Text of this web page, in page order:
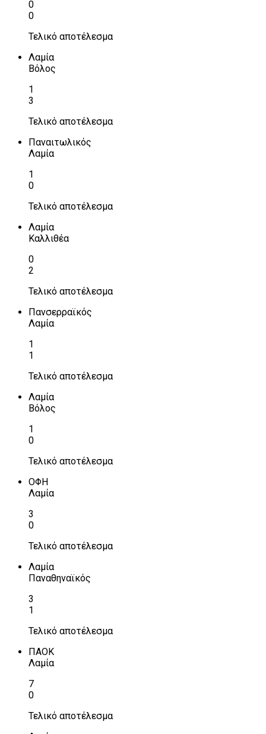
0
0
Τελικό αποτέλεσμα
Λαμία
Βόλος
1
3
Τελικό αποτέλεσμα
Παναιτωλικός
Λαμία
1
0
Τελικό αποτέλεσμα
Λαμία
Καλλιθέα
0
2
Τελικό αποτέλεσμα
Πανσερραϊκός
Λαμία
1
1
Τελικό αποτέλεσμα
Λαμία
Βόλος
1
0
Τελικό αποτέλεσμα
ΟΦΗ
Λαμία
3
0
Τελικό αποτέλεσμα
Λαμία
Παναθηναϊκός
3
1
Τελικό αποτέλεσμα
ΠΑΟΚ
Λαμία
7
0
Τελικό αποτέλεσμα